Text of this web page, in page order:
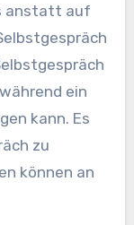
anstatt auf
ein
kann. Es
zu
können an